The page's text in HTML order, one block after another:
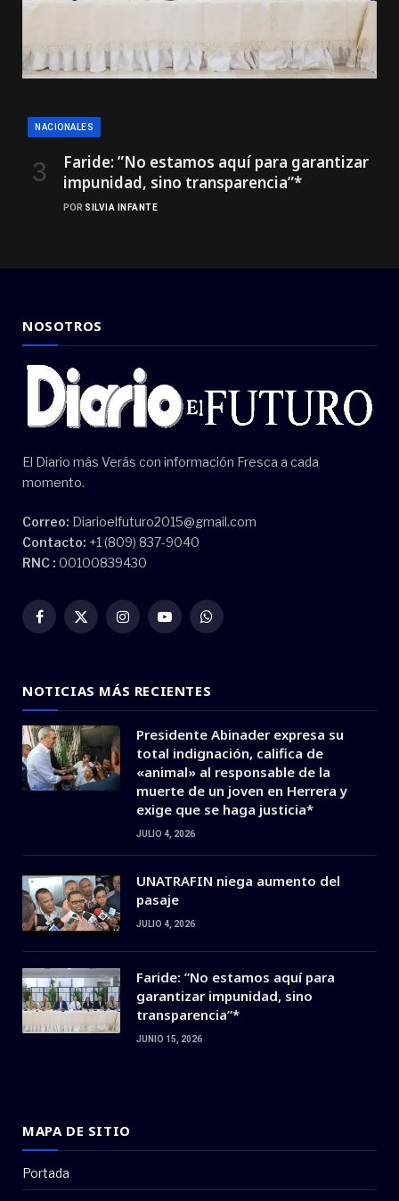
NACIONALES
Faride: ”No estamos aquí para garantizar
impunidad, sino transparencia”*
POR SILVIA INFANTE
NOSOTROS
El Diario más Verás con información Fresca a cada
momento.
Correo: Diarioelfuturo2015@gmail.com
Contacto: +1 (809) 837-9040
RNC : 00100839430
Facebook
X
InstagramYouTubeWhatsApp
NOTICIAS MÁS RECIENTES
Presidente Abinader expresa su
total indignación, califica de
«animal» al responsable de la
muerte de un joven en Herrera y
exige que se haga justicia*
JULIO 4, 2026
UNATRAFIN niega aumento del
pasaje
JULIO 4, 2026
Faride: ”No estamos aquí para
garantizar impunidad, sino
transparencia”*
JUNIO 15, 2026
MAPA DE SITIO
Portada